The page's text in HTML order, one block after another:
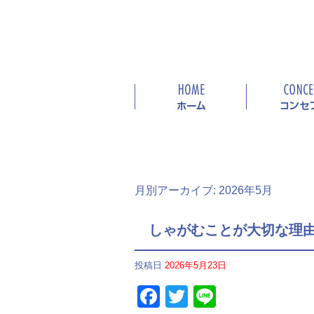
月別アーカイブ: 2026年5月
しゃがむことが大切な理
投稿日 2026年5月23日
Facebook
Twitter